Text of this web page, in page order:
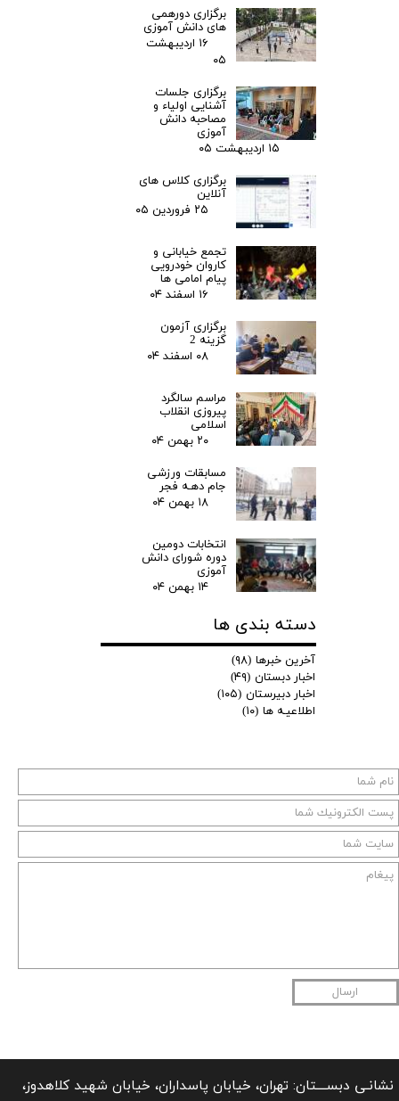
ارسال
برگزاری دورهمی
های دانش آموزی
۱۶ اردیبهشت
۰۵
برگزاری جلسات
آشنایی اولیاء و
مصاحبه دانش
آموزی
۱۵ اردیبهشت ۰۵
برگزاری کلاس های
آنلاین
۲۵ فروردین ۰۵
تجمع خیابانی و
کاروان خودرویی
پیام امامی ها
۱۶ اسفند ۰۴
برگزاری آزمون
گزینه 2
۰۸ اسفند ۰۴
مراسم سالگرد
پیروزی انقلاب
اسلامی
۲۰ بهمن ۰۴
مسابقات ورزشی
جام دهـه فجر
۱۸ بهمن ۰۴
انتخابات دومین
دوره شورای دانش
آموزی
۱۴ بهمن ۰۴
دسته بندی ها
آخرین خبرها (۹۸)
اخبار دبستان (۴۹)
اخبار دبیرستان (۱۰۵)
اطلاعیـه ها (۱۰)
نشانـی دبســــتان: تهران، خیابان پاسداران، خیابان شهید کلاهدوز،